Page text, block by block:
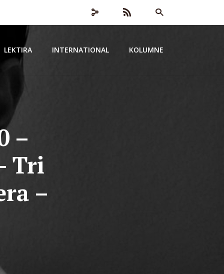
LEKTIRA INTERNATIONAL KOLUMNE
–
Tri
–